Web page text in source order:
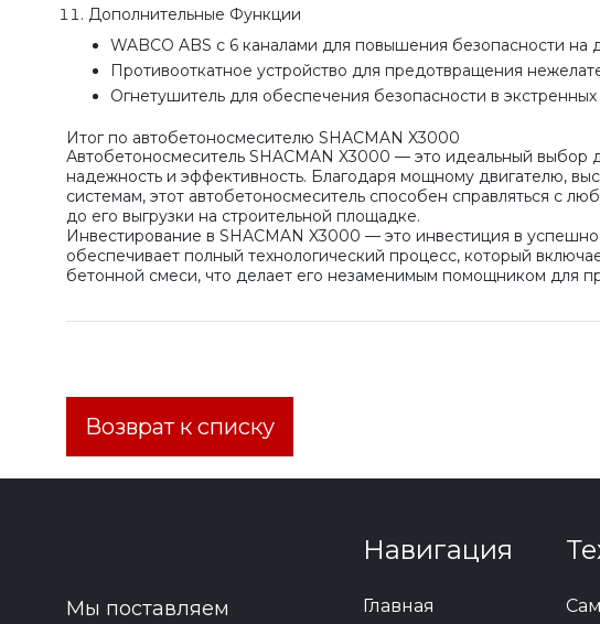
Дополнительные Функции
WABCO ABS с 6 каналами для повышения безопасности на
Противооткатное устройство для предотвращения
Огнетушитель для обеспечения безопасности в экстренных
Итог по автобетоносмесителю SHACMAN X3000
Автобетоносмеситель SHACMAN X3000 — это идеальный выбор
надежность и эффективность. Благодаря мощному двигателю,
системам, этот автобетоносмеситель способен справляться с
до его выгрузки на строительной площадке.
Инвестирование в SHACMAN X3000 — это инвестиция в
обеспечивает полный технологический процесс, который
бетонной смеси, что делает его незаменимым помощником для
Возврат к списку
Мы поставляем
Навигация
Главная